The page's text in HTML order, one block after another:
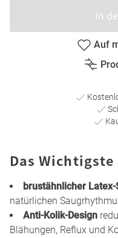
In
Auf
Das
brustähnlicher Latex-
natürlichen
Anti-Kolik-Design
Blähungen, Reflux und